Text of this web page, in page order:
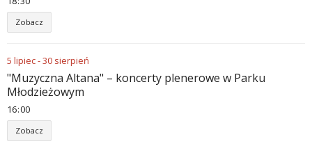
Zobacz
5 lipiec-30 sierpień
"Muzyczna Altana" – koncerty plenerowe w Parku
Młodzieżowym
16 00
Zobacz